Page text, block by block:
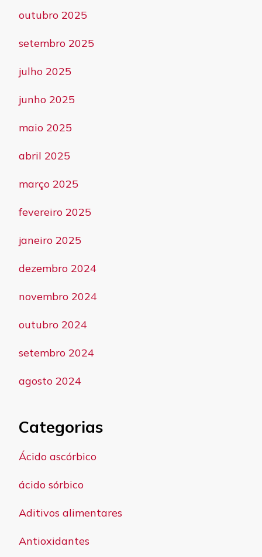
outubro 2025
setembro 2025
julho 2025
junho 2025
maio 2025
abril 2025
março 2025
fevereiro 2025
janeiro 2025
dezembro 2024
novembro 2024
outubro 2024
setembro 2024
agosto 2024
Categorias
Ácido ascórbico
ácido sórbico
Aditivos alimentares
Antioxidantes